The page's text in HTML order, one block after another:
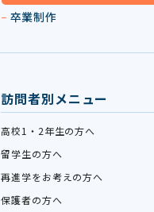
卒業制作
訪問者別メニュー
高校1・2年生の方へ
留学生の方へ
再進学をお考えの方へ
保護者の方へ